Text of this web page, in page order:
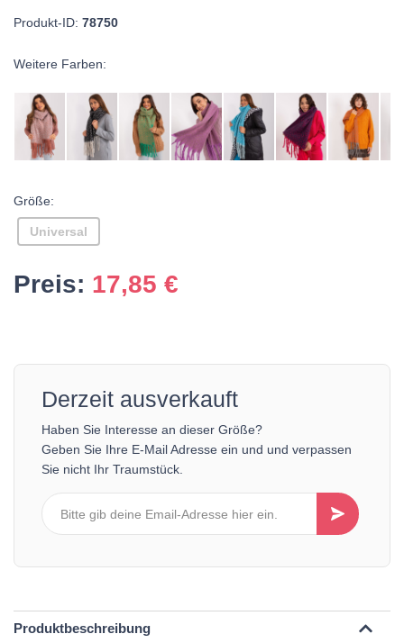
Produkt-ID: 78750
Weitere Farben:
Größe:
Universal
Preis: 17,85 €
Derzeit ausverkauft
Haben Sie Interesse an dieser Größe?
Geben Sie Ihre E-Mail Adresse ein und und verpassen
Sie nicht Ihr Traumstück.
Produktbeschreibung